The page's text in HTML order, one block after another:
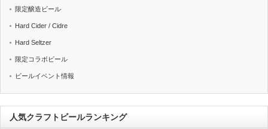
限定醸造ビール
Hard Cider / Cidre
Hard Seltzer
限定コラボビール
ビールイベント情報
人気クラフトビールランキング